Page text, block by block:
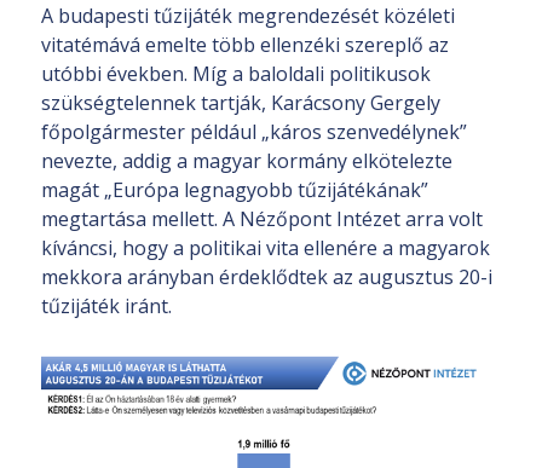
A budapesti tűzijáték megrendezését közéleti
vitatémává emelte több ellenzéki szereplő az
utóbbi években. Míg a baloldali politikusok
szükségtelennek tartják, Karácsony Gergely
főpolgármester például „káros szenvedélynek”
nevezte, addig a magyar kormány elkötelezte
magát „Európa legnagyobb tűzijátékának”
megtartása mellett. A Nézőpont Intézet arra volt
kíváncsi, hogy a politikai vita ellenére a magyarok
mekkora arányban érdeklődtek az augusztus 20-i
tűzijáték iránt.